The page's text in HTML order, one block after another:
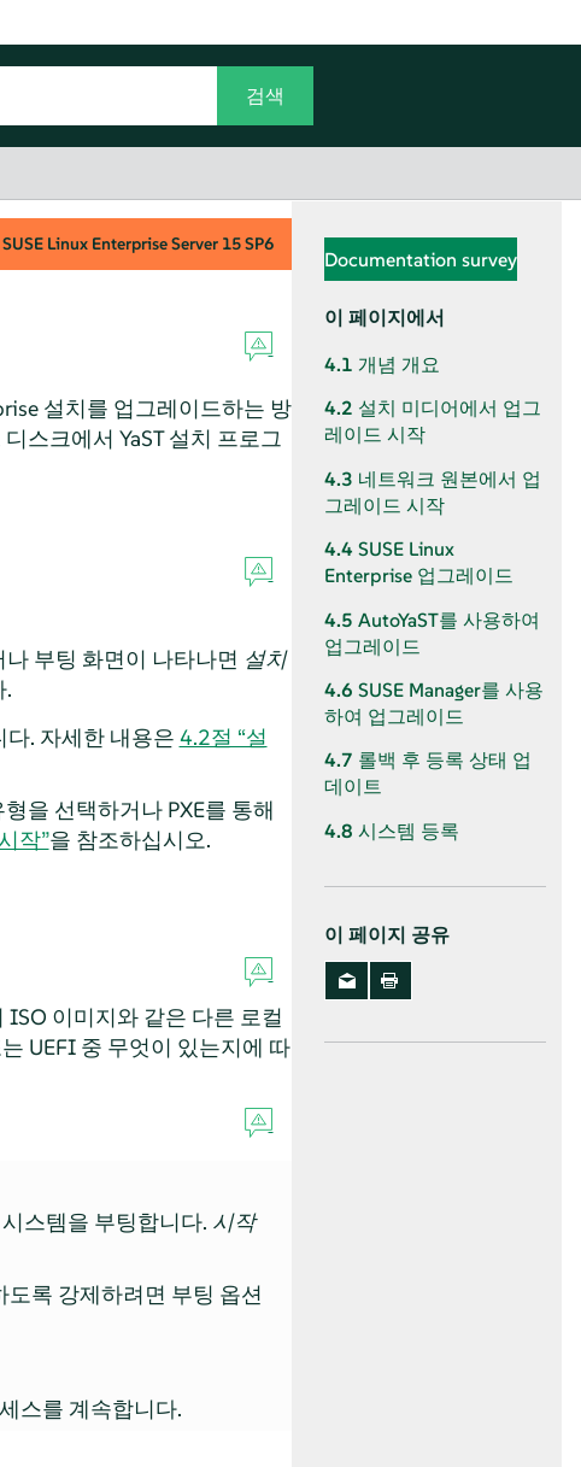
SUSE Linux Enterprise Server 15 SP6
설치를 업그레이드하는 방
스크에서 YaST 설치 프로그
부팅 화면이 나타나면 설치
.
다. 자세한 내용은 4.2절 “설
을 선택하거나 PXE를 통해
작”을 참조하십시오.
이미지와 같은 다른 로컬
UEFI 중 무엇이 있는지에 따
스템을 부팅합니다. 시작
록 강제하려면 부팅 옵션
스를 계속합니다.
Documentation survey
이 페이지에서
4.1 개념 개요
4.2 설치 미디어에서 업그
레이드 시작
4.3 네트워크 원본에서 업
그레이드 시작
4.4 SUSE Linux
Enterprise 업그레이드
4.5 AutoYaST를 사용하여
업그레이드
4.6 SUSE Manager를 사용
하여 업그레이드
4.7 롤백 후 등록 상태 업
데이트
4.8 시스템 등록
이 페이지 공유